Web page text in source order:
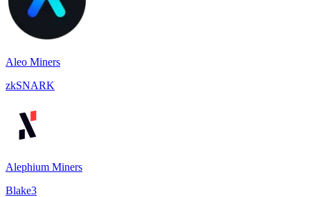
Aleo Miners
zkSNARK
Alephium Miners
Blake3